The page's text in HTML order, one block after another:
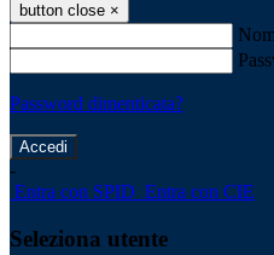
button close ×
Password dimenticata?
-
Entra con SPID Entra con CIE
Seleziona utente